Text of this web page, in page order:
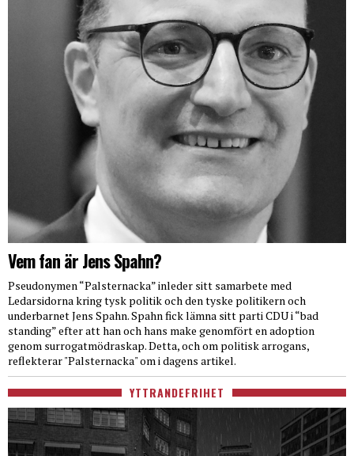
Vem fan är Jens Spahn?
Pseudonymen “Palsternacka” inleder sitt samarbete med
Ledarsidorna kring tysk politik och den tyske politikern och
underbarnet Jens Spahn. Spahn fick lämna sitt parti CDU i “bad
standing” efter att han och hans make genomfört en adoption
genom surrogatmödraskap. Detta, och om politisk arrogans,
reflekterar "Palsternacka" om i dagens artikel.
YTTRANDEFRIHET